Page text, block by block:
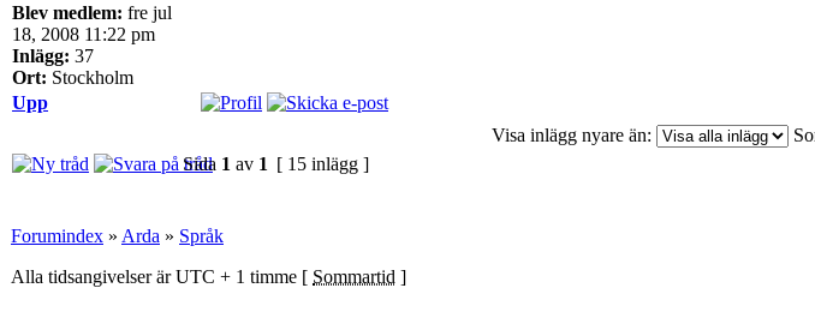
Blev medlem: fre jul
18, 2008 11:22 pm
Inlägg: 37
Ort: Stockholm
Upp
Visa inlägg nyare än:
Sida 1 av 1 [ 15 inlägg ]
Forumindex » Arda » Språk
Alla tidsangivelser är UTC + 1 timme [ Sommartid ]